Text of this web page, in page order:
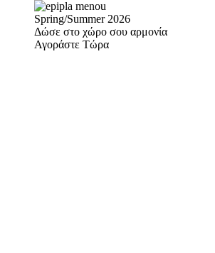
Spring/Summer 2026
Δώσε στο χώρο σου αρμονία
Αγοράστε Τώρα